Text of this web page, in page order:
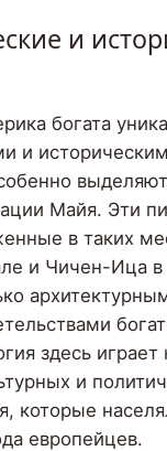
и
богата
и
Майя. Эти
в таких
и Чичен-Ица
здесь
и
которые
европейцев.